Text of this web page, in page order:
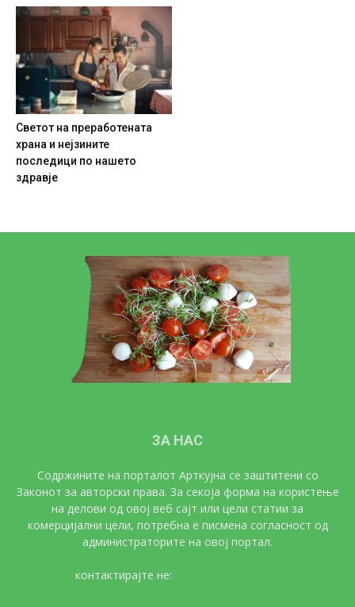
Светот на преработената
храна и нејзините
последици по нашето
здравје
ЗА НАС
Содржините на порталот Арткујна се заштитени со
Законот за авторски права. За секоја форма на користење
на делови од овој веб сајт или цели статии за
комерцијални цели, потребна е писмена согласност од
администраторите на овој портал.
контактирајте не: